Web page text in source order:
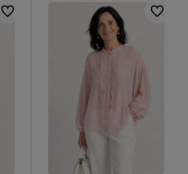
Do ulubionych Do